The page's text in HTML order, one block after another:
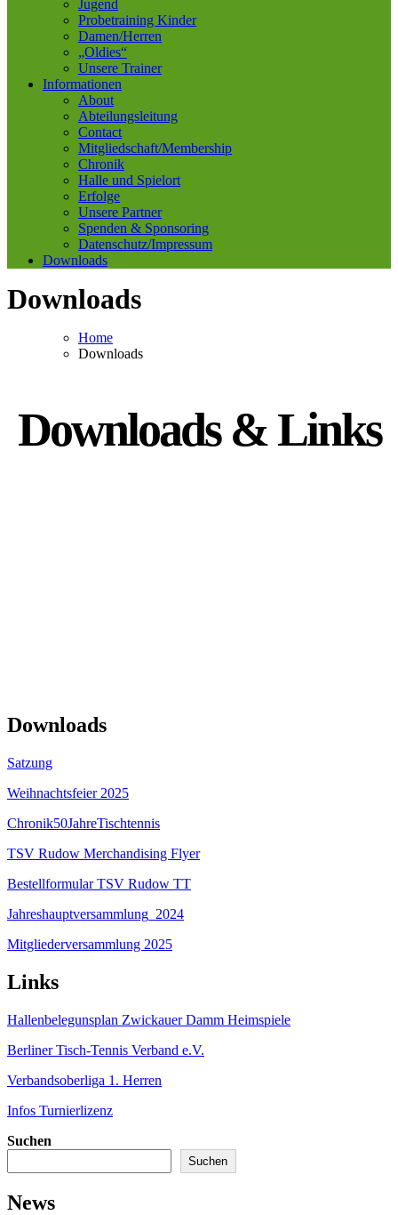
Jugend
Probetraining Kinder
Damen/Herren
„Oldies“
Unsere Trainer
Informationen
About
Abteilungsleitung
Contact
Mitgliedschaft/Membership
Chronik
Halle und Spielort
Erfolge
Unsere Partner
Spenden & Sponsoring
Datenschutz/Impressum
Downloads
Downloads
Home
Downloads
Downloads & Links
Downloads
Satzung
Weihnachtsfeier 2025
Chronik50JahreTischtennis
TSV Rudow Merchandising Flyer
Bestellformular TSV Rudow TT
Jahreshauptversammlung_2024
Mitgliederversammlung 2025
Links
Hallenbelegunsplan Zwickauer Damm Heimspiele
Berliner Tisch-Tennis Verband e.V.
Verbandsoberliga 1. Herren
Infos Turnierlizenz
Suchen
Suchen
News